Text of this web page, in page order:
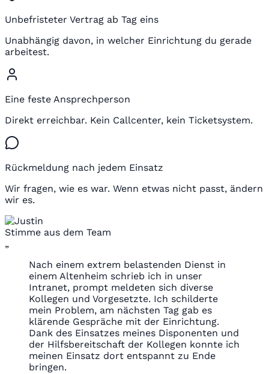
Unbefristeter Vertrag ab Tag eins
Unabhängig davon, in welcher Einrichtung du gerade
arbeitest.
Eine feste Ansprechperson
Direkt erreichbar. Kein Callcenter, kein Ticketsystem.
Rückmeldung nach jedem Einsatz
Wir fragen, wie es war. Wenn etwas nicht passt, ändern
wir es.
Stimme aus dem Team
„
Nach einem extrem belastenden Dienst in
einem Altenheim schrieb ich in unser
Intranet, prompt meldeten sich diverse
Kollegen und Vorgesetzte. Ich schilderte
mein Problem, am nächsten Tag gab es
klärende Gespräche mit der Einrichtung.
Dank des Einsatzes meines Disponenten und
der Hilfsbereitschaft der Kollegen konnte ich
meinen Einsatz dort entspannt zu Ende
bringen.